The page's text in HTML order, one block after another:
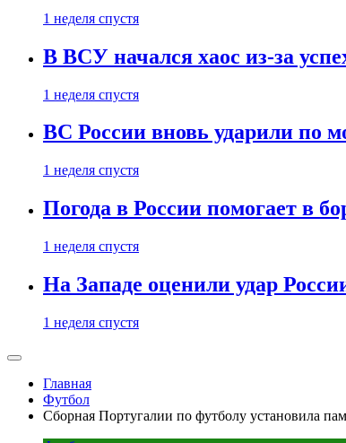
1 неделя спустя
В ВСУ начался хаос из-за
1 неделя спустя
ВС России вновь ударили по
1 неделя спустя
Погода в России помогает в
1 неделя спустя
На Западе оценили удар
1 неделя спустя
Главная
Футбол
Сборная Португалии по футболу установила